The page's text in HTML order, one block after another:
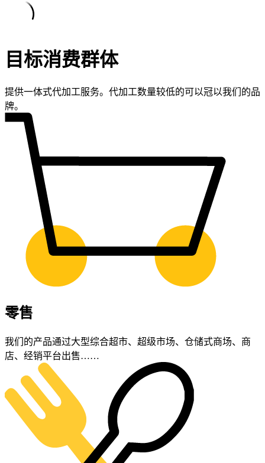
目标消费群体
提供一体式代加工服务。代加工数量较低的可以冠以我们的品
牌。
零售
我们的产品通过大型综合超市、超级市场、仓储式商场、商
店、经销平台出售……